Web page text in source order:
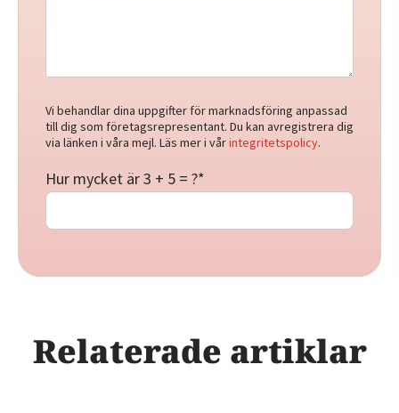
Vi behandlar dina uppgifter för marknadsföring anpassad
till dig som företagsrepresentant. Du kan avregistrera dig
via länken i våra mejl. Läs mer i vårintegritetspolicy.
Hur mycket är 3 + 5 = ?*
Relaterade artiklar